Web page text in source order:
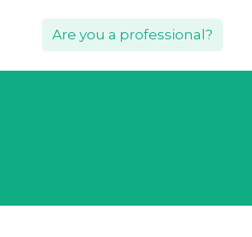
Are you a professional?